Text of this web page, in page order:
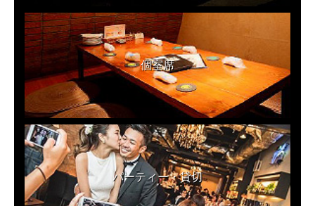
個室席
パーティー・貸切